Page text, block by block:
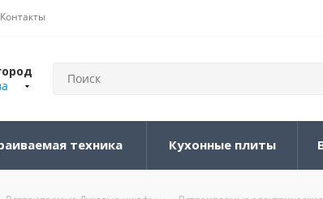
Контакты
техника Кухонные плиты